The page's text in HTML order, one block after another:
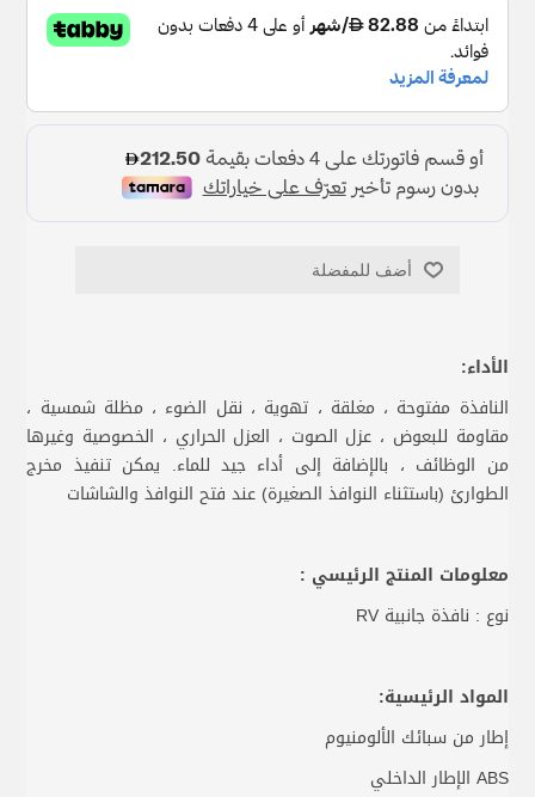
أضف للمفضلة
الأداء:
النافذة مفتوحة ، مغلقة ، تهوية ، نقل الضوء ، مظلة شمسية ،
مقاومة للبعوض ، عزل الصوت ، العزل الحراري ، الخصوصية وغيرها
من الوظائف ، بالإضافة إلى أداء جيد للماء. يمكن تنفيذ مخرج
الطوارئ (باستثناء النوافذ الصغيرة) عند فتح النوافذ والشاشات
معلومات المنتج الرئيسي :
نوع : نافذة جانبية RV
المواد الرئيسية:
إطار من سبائك الألومنيوم
ABS الإطار الداخلي